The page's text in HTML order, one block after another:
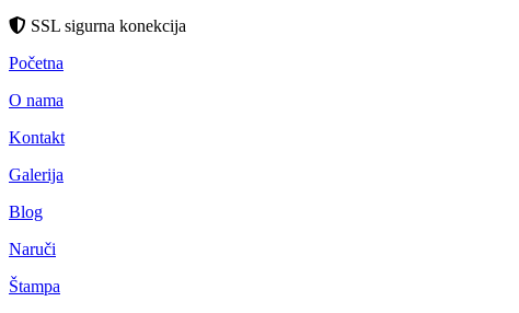
SSL sigurna konekcija
Početna
O nama
Kontakt
Galerija
Blog
Naruči
Štampa